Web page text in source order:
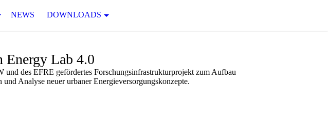
NEWS DOWNLOADS
Energy Lab 4.0
des EFRE gefördertes Forschungsinfrastrukturprojekt zum Aufbau
Analyse neuer urbaner Energieversorgungskonzepte.